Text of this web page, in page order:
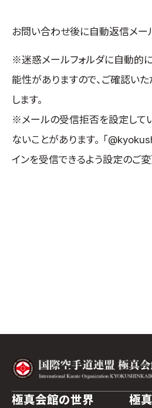
お問い合わせ後に自動返信メ
※迷惑メールフォルダに自動的
能性がありますので、ご確認い
します。
※メールの受信拒否を設定して
ないことがあります。 「
インを受信できるよう設定のご変
極真会館の世界 極